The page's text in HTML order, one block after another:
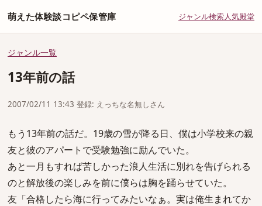
萌えた体験談コピペ保管庫 ジャンル検索人気殿堂
ジャンル一覧
13年前の話
2007/02/11 13:43 登録: えっちな名無しさん
もう13年前の話だ。19歳の雪が降る日、僕は小学校来の親
友と彼のアパートで受験勉強に励んでいた。
あと一月もすれば苦しかった浪人生活に別れを告げられる
のと解放後の楽しみを前に僕らは胸を踊らせていた。
友「合格したら海に行ってみたいなぁ。実は俺生まれてか